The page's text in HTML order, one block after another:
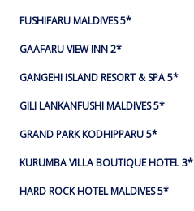
FUSHIFARU MALDIVES 5*
GAAFARU VIEW INN 2*
GANGEHI ISLAND RESORT & SPA 5*
GILI LANKANFUSHI MALDIVES 5*
GRAND PARK KODHIPPARU 5*
KURUMBA VILLA BOUTIQUE HOTEL 3*
HARD ROCK HOTEL MALDIVES 5*